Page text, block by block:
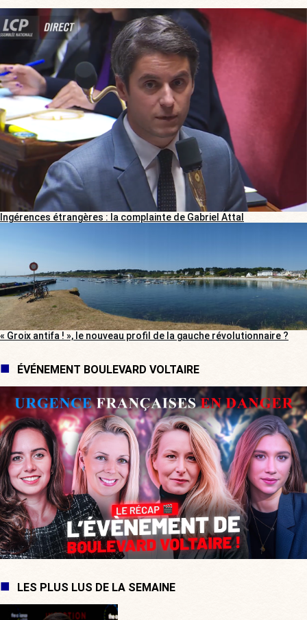
Ingérences étrangères : la complainte de Gabriel Attal
« Groix antifa ! », le nouveau profil de la gauche révolutionnaire ?
ÉVÉNEMENT BOULEVARD VOLTAIRE
LES PLUS LUS DE LA SEMAINE